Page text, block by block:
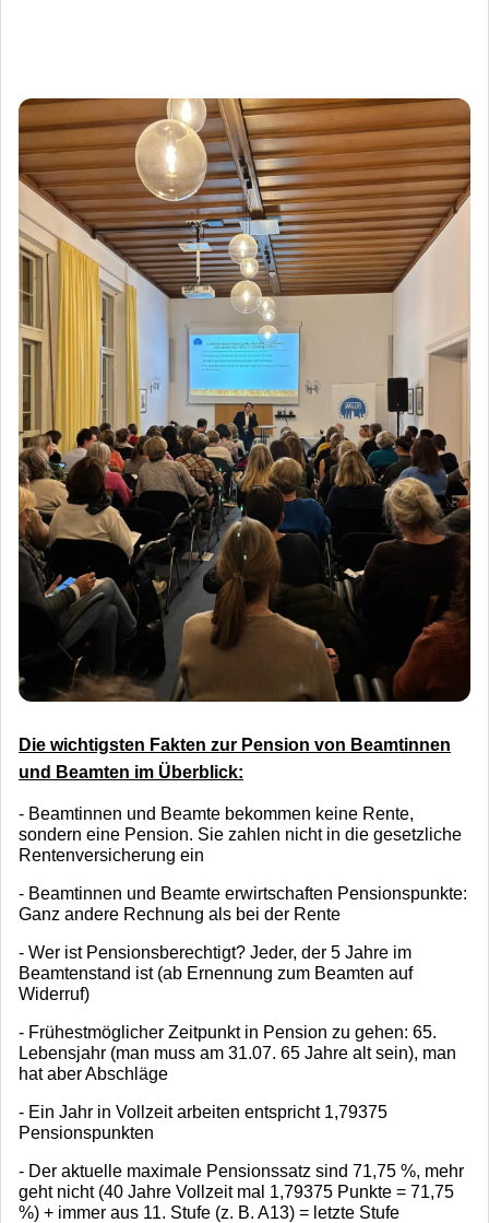
Die wichtigsten Fakten zur Pension von Beamtinnen
und Beamten im Überblick:
- Beamtinnen und Beamte bekommen keine Rente,
sondern eine Pension. Sie zahlen nicht in die gesetzliche
Rentenversicherung ein
- Beamtinnen und Beamte erwirtschaften Pensionspunkte:
Ganz andere Rechnung als bei der Rente
- Wer ist Pensionsberechtigt? Jeder, der 5 Jahre im
Beamtenstand ist (ab Ernennung zum Beamten auf
Widerruf)
- Frühestmöglicher Zeitpunkt in Pension zu gehen: 65.
Lebensjahr (man muss am 31.07. 65 Jahre alt sein), man
hat aber Abschläge
- Ein Jahr in Vollzeit arbeiten entspricht 1,79375
Pensionspunkten
- Der aktuelle maximale Pensionssatz sind 71,75 %, mehr
geht nicht (40 Jahre Vollzeit mal 1,79375 Punkte = 71,75
%) + immer aus 11. Stufe (z. B. A13) = letzte Stufe